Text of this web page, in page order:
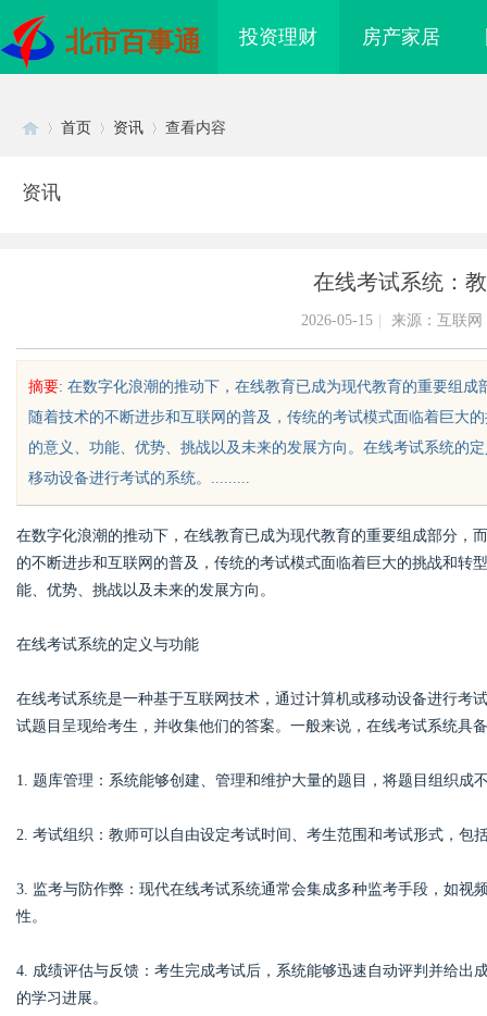
北市百事通 投资理财 房产家居
sc
uz
首页 资讯 查看内容
资讯
在线考试系统：
2026-05-15 来源：互联网
摘要: 在数字化浪潮的推动下，在线教育已成为现代教育的重要组
随着技术的不断进步和互联网的普及，传统的考试模式面临着巨大
的意义、功能、优势、挑战以及未来的发展方向。在线考试系统的
移动设备进行考试的系统。.........
在数字化浪潮的推动下，在线教育已成为现代教育的重要组成部分，
的不断进步和互联网的普及，传统的考试模式面临着巨大的挑战和转
能、优势、挑战以及未来的发展方向。
在线考试系统的定义与功能
在线考试系统是一种基于互联网技术，通过计算机或移动设备进行考
试题目呈现给考生，并收集他们的答案。一般来说，在线考试系统具
1. 题库管理：系统能够创建、管理和维护大量的题目，将题目组织成
2. 考试组织：教师可以自由设定考试时间、考生范围和考试形式，包
3. 监考与防作弊：现代在线考试系统通常会集成多种监考手段，如视
性。
4. 成绩评估与反馈：考生完成考试后，系统能够迅速自动评判并给
的学习进展。
眼镜 上海配眼镜
的眉眼唇，才是你整